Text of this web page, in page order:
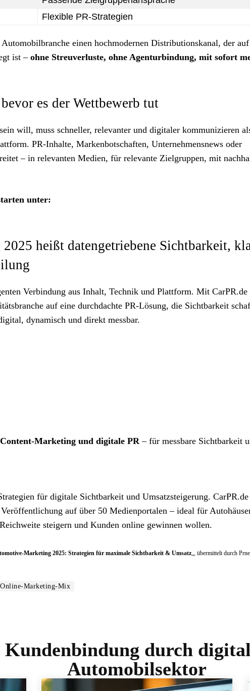
Flexible PR-Strategien
einen hochmodernen Distributionskanal, der auf
ist – ohne Streuverluste, ohne Agenturbindung, mit sofort
es der Wettbewerb tut
will, muss schneller, relevanter und digitaler kommunizieren
PR-Inhalte, Markenbotschaften, Unternehmensnews oder
– in relevanten Medien, für relevante Zielgruppen, mit
unter:
heißt datengetriebene Sichtbarkeit,
Verbindung aus Inhalt, Technik und Plattform. Mit CarPR.de
auf eine durchdachte PR-Lösung, die Sichtbarkeit
dynamisch und direkt messbar.
Marketing und digitale PR– für messbare Sichtbarkeit
für digitale Sichtbarkeit und Umsatzsteigerung.
auf über 50 Medienportalen – ideal für
steigern und Kunden online gewinnen wollen.
Marketing 2025: Strategien für maximale Sichtbarkeit & Umsatz„, übermittelt durch
Online-Marketing-Mix
Kundenbindung durch
Automobilsektor